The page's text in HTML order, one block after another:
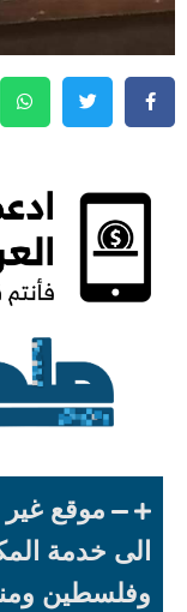
موقع
الى خدمة
وفلسطين